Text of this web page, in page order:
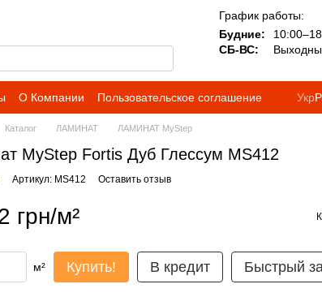
График работы:
Будние:
СБ-ВС:
О Компании Пользовательское соглашение Укр
Каталог ЛАМИНАТ ЛАМИНАТ MyStep
MyStep Fortis Дуб Глессум MS412
Артикул: MS412 Оставить отзыв
грн/м²
м² Купить! В кредит Быстрый